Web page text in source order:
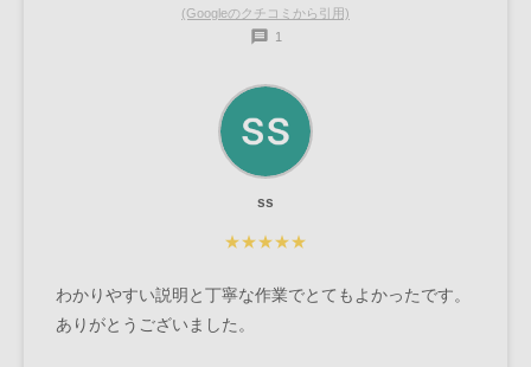
(Googleのクチコミから引用)
1
ss
★★★★★
わかりやすい説明と丁寧な作業でとてもよかったです。
ありがとうございました。